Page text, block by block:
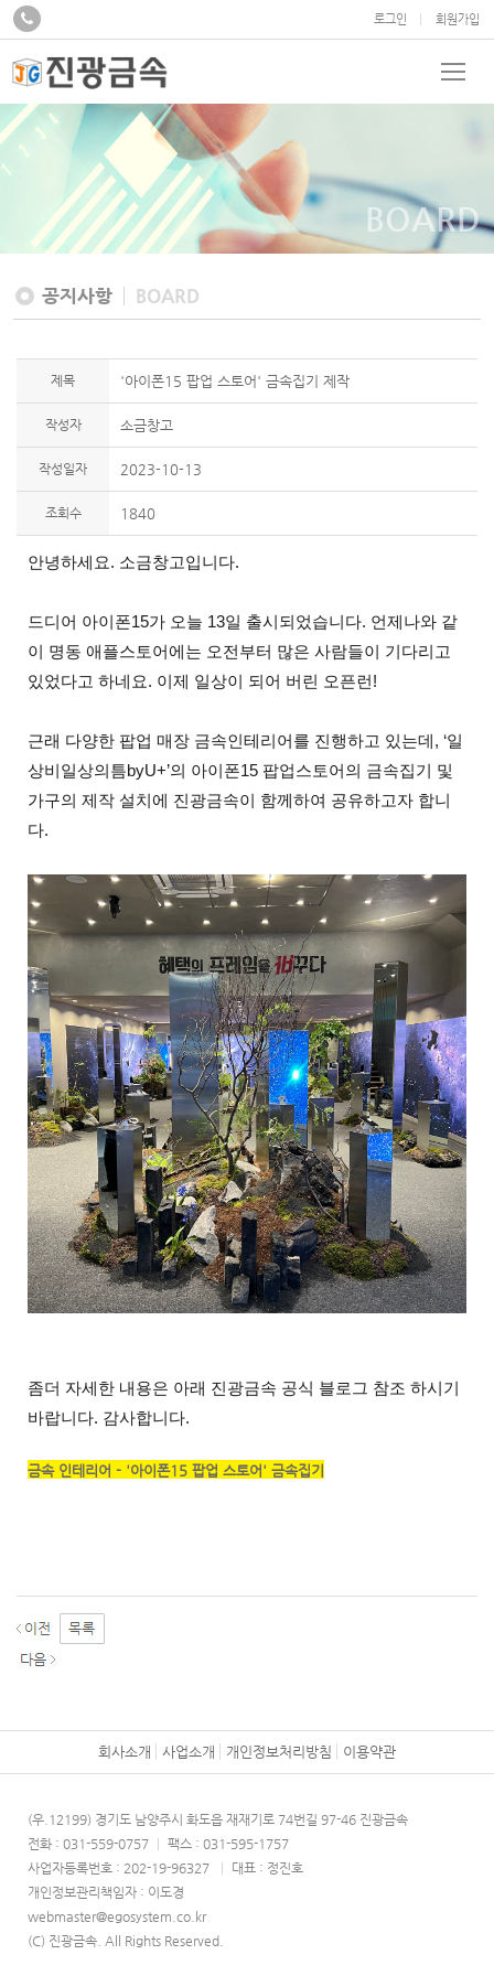
로그인 회원가입
BOARD
공지사항 BOARD
제목 '아이폰15 팝업 스토어' 금속집기 제작
작성자 소금창고
작성일자 2023-10-13
조회수 1840
안녕하세요. 소금창고입니다.
드디어 아이폰15가 오늘 13일 출시되었습니다. 언제나와 같
이 명동 애플스토어에는 오전부터 많은 사람들이 기다리고
있었다고 하네요. 이제 일상이 되어 버린 오픈런!
근래 다양한 팝업 매장 금속인테리어를 진행하고 있는데, ‘일
상비일상의틈byU+’의 아이폰15 팝업스토어의 금속집기 및
가구의 제작 설치에 진광금속이 함께하여 공유하고자 합니
다.
좀더 자세한 내용은 아래 진광금속 공식 블로그 참조 하시기
바랍니다. 감사합니다.
금속 인테리어 - '아이폰15 팝업 스토어' 금속집기
회사소개 사업소개 개인정보처리방침 이용약관
(우.12199) 경기도 남양주시 화도읍 재재기로 74번길 97-46 진광금속
전화 : 031-559-0757
팩스 : 031-595-1757
사업자등록번호 : 202-19-96327
대표 : 정진호
개인정보관리책임자 : 이도경
webmaster@egosystem.co.kr
(C) 진광금속. All Rights Reserved.